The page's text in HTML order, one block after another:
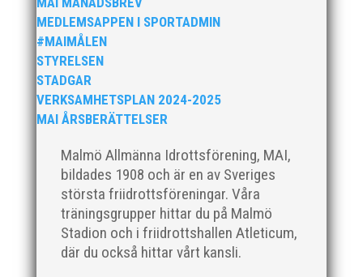
MEDLEMSAPPEN I SPORTADMIN
#MAIMÅLEN
STYRELSEN
STADGAR
VERKSAMHETSPLAN 2024-2025
MAI ÅRSBERÄTTELSER
Malmö Allmänna Idrottsförening, MAI,
bildades 1908 och är en av Sveriges
största friidrottsföreningar. Våra
träningsgrupper hittar du på Malmö
Stadion och i friidrottshallen Atleticum,
där du också hittar vårt kansli.
För mig har Lasse betytt oerhört mycket på flera
plan. På 80- och 90-talet, då jag själv var aktiv, var
han för mig en handlingskraftig ledare som alltid var
på plats och igång med en mängd olika projekt. Med
sin parhäst och nära vän, Bengt Bendéus,...